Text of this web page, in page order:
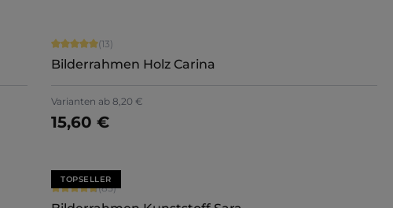
Durchschnittliche Bewertung von 5 von 5 Sternen
(13)
Bilderrahmen Holz Carina
Varianten ab 8,20 €
15,60 €
Jetzt konfigurieren
TOPSELLER
Durchschnittliche Bewertung von 4.71 von 5 Sternen
(85)